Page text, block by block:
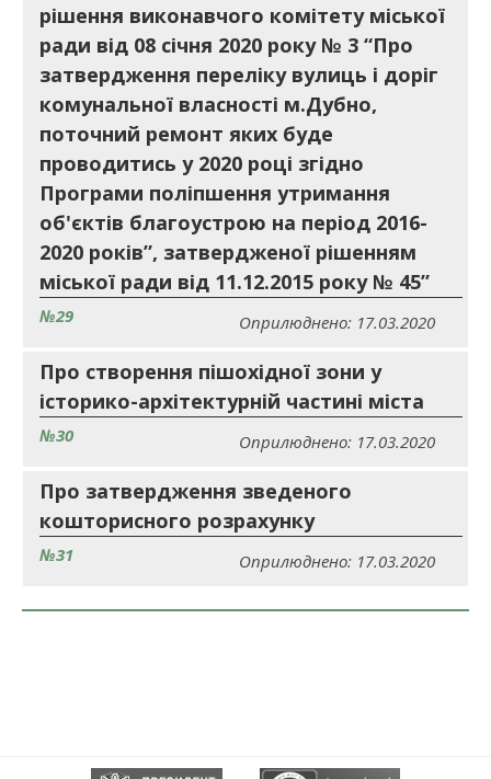
рішення виконавчого комітету міської
ради від 08 січня 2020 року № 3 “Про
затвердження переліку вулиць і доріг
комунальної власності м.Дубно,
поточний ремонт яких буде
проводитись у 2020 році згідно
Програми поліпшення утримання
об'єктів благоустрою на період 2016-
2020 років”, затвердженої рішенням
міської ради від 11.12.2015 року № 45”
№29 Оприлюднено: 17.03.2020
Про створення пішохідної зони у
історико-архітектурній частині міста
№30 Оприлюднено: 17.03.2020
Про затвердження зведеного
кошторисного розрахунку
№31 Оприлюднено: 17.03.2020